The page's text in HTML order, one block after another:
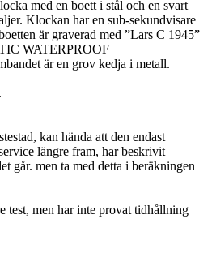
med en boett i stål och en svart
Klockan har en sub-sekundvisare
är graverad med ”Lars C 1945”
WATERPROOF
är en grov kedja i metall.
kan hända att den endast
längre fram, har beskrivit
går. men ta med detta i beräkningen
test, men har inte provat tidhållning